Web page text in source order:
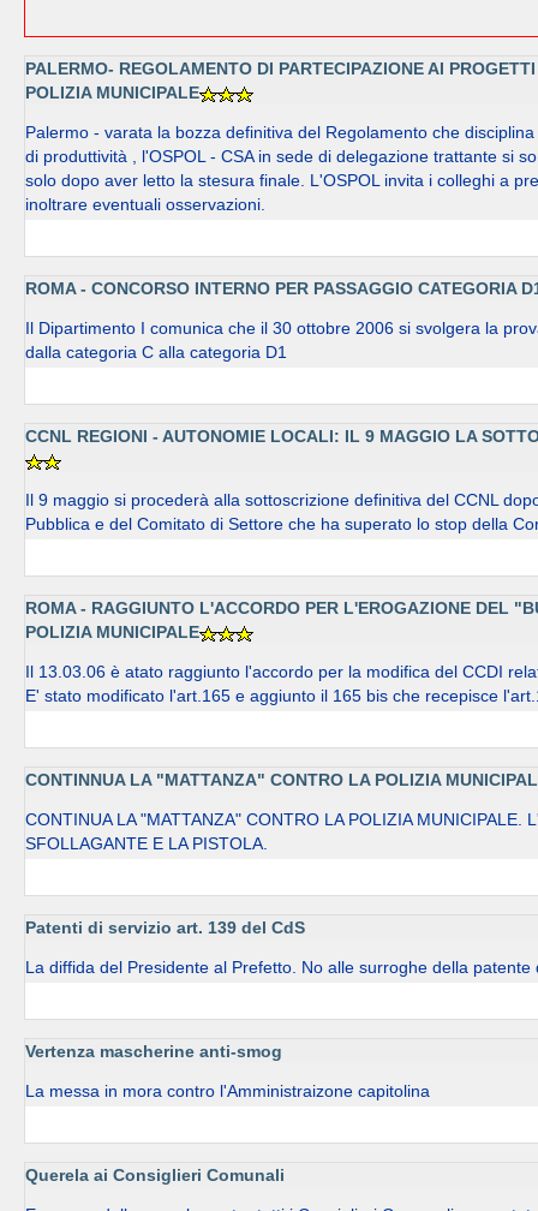
PALERMO- REGOLAMENTO DI PARTECIPAZIONE AI
POLIZIA MUNICIPALE
Palermo - varata la bozza definitiva del Regolamento che
di produttività , l'OSPOL - CSA in sede di delegazione trattante si
solo dopo aver letto la stesura finale. L'OSPOL invita i colleghi a
inoltrare eventuali osservazioni.
ROMA - CONCORSO INTERNO PER PASSAGGIO CATEGORIA
Il Dipartimento I comunica che il 30 ottobre 2006 si svolgera la
dalla categoria C alla categoria D1
CCNL REGIONI - AUTONOMIE LOCALI: IL 9 MAGGIO LA
Il 9 maggio si procederà alla sottoscrizione definitiva del CCNL
Pubblica e del Comitato di Settore che ha superato lo stop della
ROMA - RAGGIUNTO L'ACCORDO PER L'EROGAZIONE DEL
POLIZIA MUNICIPALE
Il 13.03.06 è atato raggiunto l'accordo per la modifica del CCDI
E' stato modificato l'art.165 e aggiunto il 165 bis che recepisce
CONTINNUA LA "MATTANZA" CONTRO LA POLIZIA
CONTINUA LA "MATTANZA" CONTRO LA POLIZIA MUNICIPALE.
SFOLLAGANTE E LA PISTOLA.
Patenti di servizio art. 139 del CdS
La diffida del Presidente al Prefetto. No alle surroghe della patente
Vertenza mascherine anti-smog
La messa in mora contro l'Amministraizone capitolina
Querela ai Consiglieri Comunali